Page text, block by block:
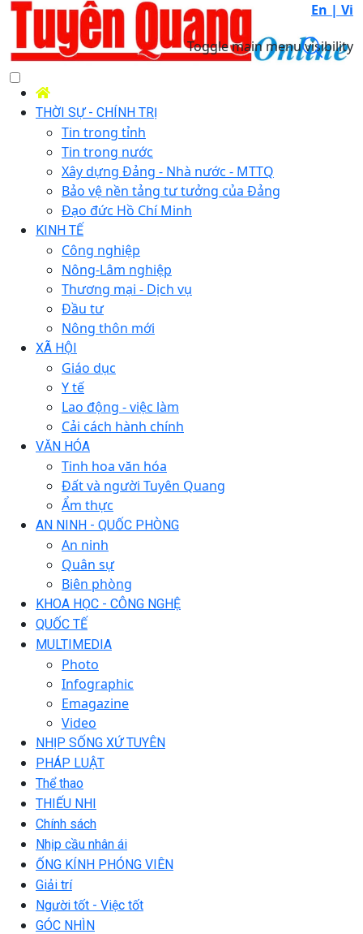
En | Vi
Toggle main menu visibility
THỜI SỰ - CHÍNH TRỊ
Tin trong tỉnh
Tin trong nước
Xây dựng Đảng - Nhà nước - MTTQ
Bảo vệ nền tảng tư tưởng của Đảng
Đạo đức Hồ Chí Minh
KINH TẾ
Công nghiệp
Nông-Lâm nghiệp
Thương mại - Dịch vụ
Đầu tư
Nông thôn mới
XÃ HỘI
Giáo dục
Y tế
Lao động - việc làm
Cải cách hành chính
VĂN HÓA
Tinh hoa văn hóa
Đất và người Tuyên Quang
Ẩm thực
AN NINH - QUỐC PHÒNG
An ninh
Quân sự
Biên phòng
KHOA HỌC - CÔNG NGHỆ
QUỐC TẾ
MULTIMEDIA
Photo
Infographic
Emagazine
Video
NHỊP SỐNG XỨ TUYÊN
PHÁP LUẬT
Thể thao
THIẾU NHI
Chính sách
Nhịp cầu nhân ái
ỐNG KÍNH PHÓNG VIÊN
Giải trí
Người tốt - Việc tốt
GÓC NHÌN